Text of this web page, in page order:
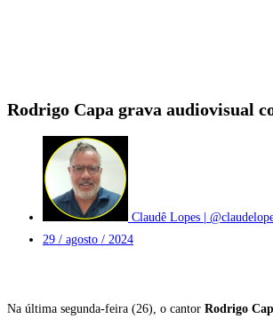
Rodrigo Capa grava audiovisual
Claudê Lopes |
29 / agosto / 2024
Na última segunda-feira (26), o cantor Rodrigo